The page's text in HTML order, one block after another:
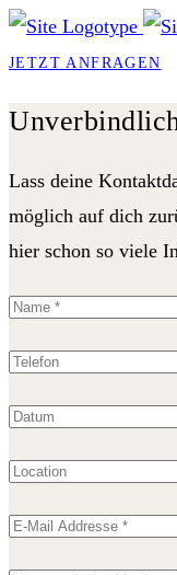
JETZT ANFRAGEN
Lass deine
möglich auf dich
hier schon so viele